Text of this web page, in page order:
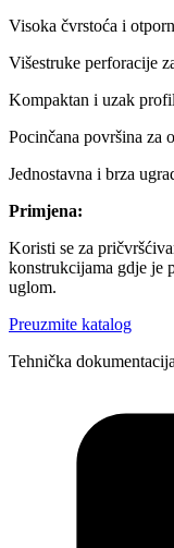
Visoka čvrstoća i
Višestruke perforacije
Kompaktan i uzak
Pocinčana površina za
Jednostavna i brza
Primjena:
Koristi se za
konstrukcijama gdje je
uglom.
Preuzmite katalog
Tehnička dokumentacija